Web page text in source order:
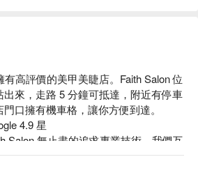
有高評價的美甲美睫店。Faith Salon 位
來，走路 5 分鐘可抵達，附近有停車
口擁有機車格，讓你方便到達。
4.9 星
Salon 無止盡的追求專業技術、我們互
們最適合，最完美的髮型及流行趨
Salon 堅持使用日系妝品，醫療認證頭